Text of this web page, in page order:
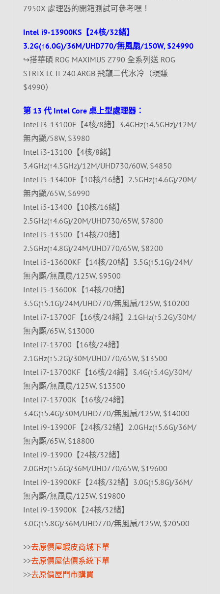
7950X 處理器的開箱測試可參考嘿！
Intel i9-13900KS【24核/32緒】
3.2G(↑6.0G)/36M/UHD770/無風扇/150W, $24990
↪搭華碩 ROG MAXIMUS Z790 全系列送 ROG
STRIX LC II 240 ARGB 飛龍二代水冷（現賺
$4990）
第 13 代 Intel Core 桌上型處理器：
Intel i3-13100F【4核/8緒】3.4GHz(↑4.5GHz)/12M/
無內顯/58W, $3980
Intel i3-13100【4核/8緒】
3.4GHz(↑4.5GHz)/12M/UHD730/60W, $4850
Intel i5-13400F【10核/16緒】2.5GHz(↑4.6G)/20M/
無內顯/65W, $6990
Intel i5-13400【10核/16緒】
2.5GHz(↑4.6G)/20M/UHD730/65W, $7800
Intel i5-13500【14核/20緒】
2.5GHz(↑4.8G)/24M/UHD770/65W, $8200
Intel i5-13600KF【14核/20緒】3.5G(↑5.1G)/24M/
無內顯/無風扇/125W, $9500
Intel i5-13600K【14核/20緒】
3.5G(↑5.1G)/24M/UHD770/無風扇/125W, $10200
Intel i7-13700F【16核/24緒】2.1GHz(↑5.2G)/30M/
無內顯/65W, $13000
Intel i7-13700【16核/24緒】
2.1GHz(↑5.2G)/30M/UHD770/65W, $13500
Intel i7-13700KF【16核/24緒】3.4G(↑5.4G)/30M/
無內顯/無風扇/125W, $13500
Intel i7-13700K【16核/24緒】
3.4G(↑5.4G)/30M/UHD770/無風扇/125W, $14000
Intel i9-13900F【24核/32緒】2.0GHz(↑5.6G)/36M/
無內顯/65W, $18800
Intel i9-13900【24核/32緒】
2.0GHz(↑5.6G)/36M/UHD770/65W, $19600
Intel i9-13900KF【24核/32緒】3.0G(↑5.8G)/36M/
無內顯/無風扇/125W, $19800
Intel i9-13900K【24核/32緒】
3.0G(↑5.8G)/36M/UHD770/無風扇/125W, $20500
>>去原價屋蝦皮商城下單
>>去原價屋估價系統下單
>>去原價屋門市購買